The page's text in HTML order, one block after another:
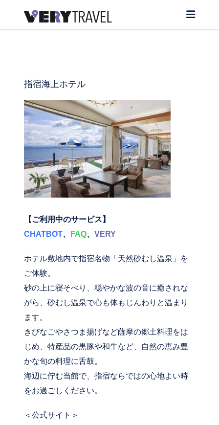
指宿海上ホテル
【ご利用中のサービス】
CHATBOT、 FAQ、 VERY
ホテル敷地内で指宿名物「天然砂むし温泉」を
ご体験。
砂の上に寝そべり、穏やかな波の音に癒されな
がら、砂むし温泉で心も体もじんわりと温まり
ます。
きびなごやさつま揚げなど薩摩の郷土料理をは
じめ、特産品の黒豚や和牛など、自然の恵み豊
かな旬の料理に舌鼓。
海辺に佇む当館で、指宿ならではの心地よい時
をお過ごしください。
＜公式サイト＞